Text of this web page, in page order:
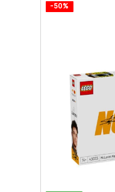
-50%